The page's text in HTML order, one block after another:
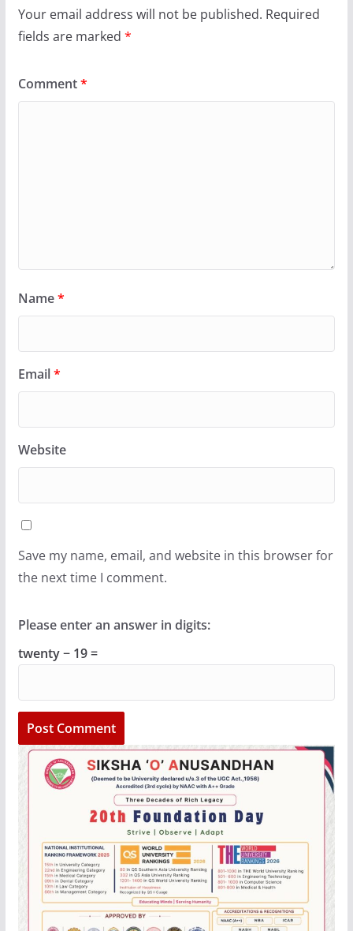
Your email address will not be published. Required
fields are marked *
Comment*
Name*
Email*
Website
Save my name, email, and website in this browser for
the next time I comment.
Please enter an answer in digits:
twenty − 19 =